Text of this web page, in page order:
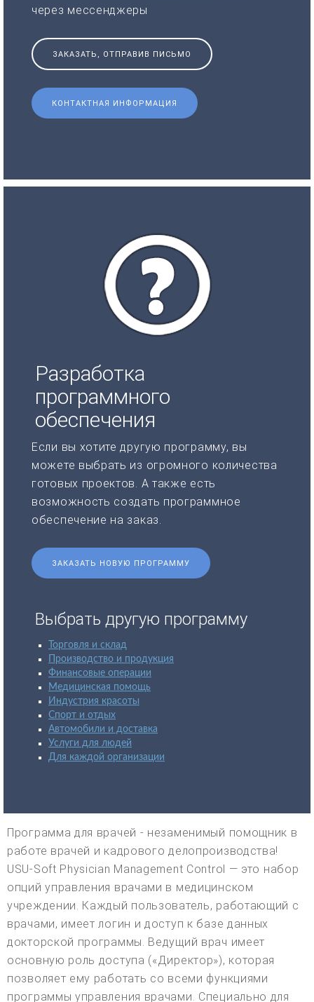
через мессенджеры
ЗАКАЗАТЬ, ОТПРАВИВ ПИСЬМО
КОНТАКТНАЯ ИНФОРМАЦИЯ
Разработка
программного
обеспечения
Если вы хотите другую программу, вы
можете выбрать из огромного количества
готовых проектов. А также есть
возможность создать программное
обеспечение на заказ.
ЗАКАЗАТЬ НОВУЮ ПРОГРАММУ
Выбрать другую программу
Торговля и склад
Производство и продукция
Финансовые операции
Медицинская помощь
Индустрия красоты
Спорт и отдых
Автомобили и доставка
Услуги для людей
Для каждой организации
Программа для врачей - незаменимый помощник в
работе врачей и кадрового делопроизводства!
USU-Soft Physician Management Control — это набор
опций управления врачами в медицинском
учреждении. Каждый пользователь, работающий с
врачами, имеет логин и доступ к базе данных
докторской программы. Ведущий врач имеет
основную роль доступа («Директор»), которая
позволяет ему работать со всеми функциями
программы управления врачами. Специально для